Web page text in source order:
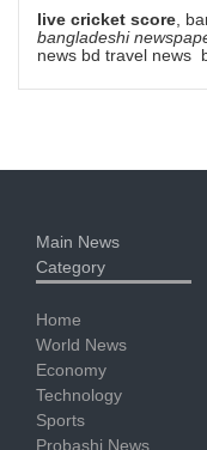
live cricket score ,
bangladeshi
news bd travel news
Main News
Category
Home
World News
Economy
Technology
Sports
Probashi News